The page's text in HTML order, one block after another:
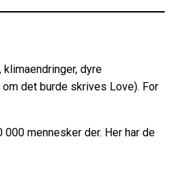
dyre
det burde skrives Love). For
mennesker der. Her har de